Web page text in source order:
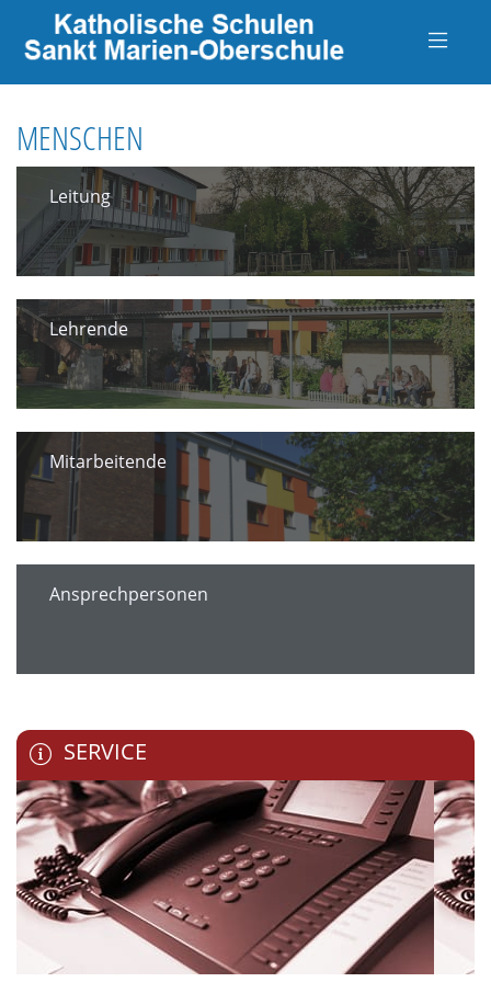
MENSCHEN
Leitung
Lehrende
Mitarbeitende
Ansprechpersonen
SERVICE